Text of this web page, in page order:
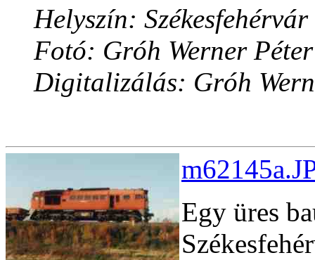
Helyszín: Székesfehérvár
Fotó: Gróh Werner Péter
Digitalizálás: Gróh
Egy üres